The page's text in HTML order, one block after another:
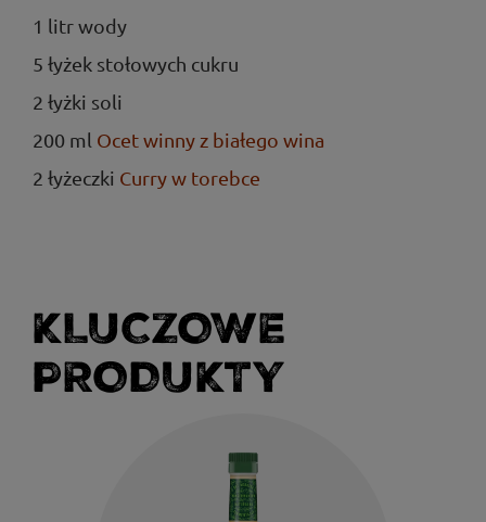
1 litr wody
5 łyżek stołowych cukru
2 łyżki soli
200 ml Ocet winny z białego wina
2 łyżeczki Curry w torebce
KLUCZOWE
PRODUKTY